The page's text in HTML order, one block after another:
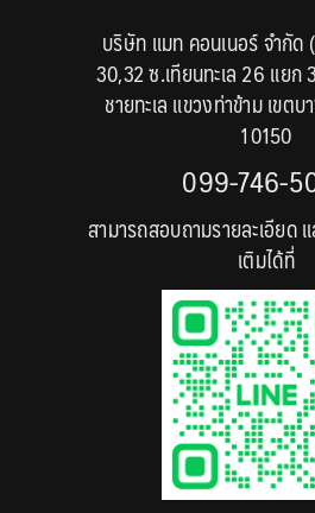
บริษัท แมท คอนเนอร์ จำกั
30,32 ซ.เทียนทะเล 26 แยก
ชายทะเล แขวงท่าข้าม เขต
10150
099-746-
สามารถสอบถามรายละเอียด
เติมได้ที่